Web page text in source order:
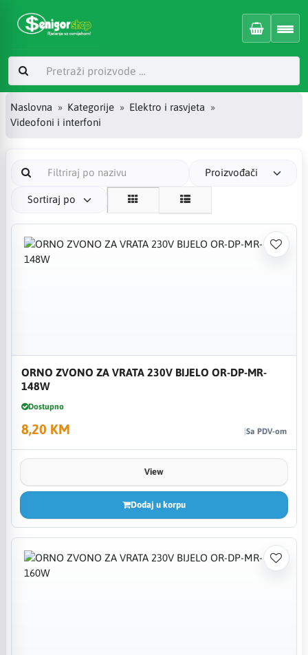
Naslovna Kategorije
Elektro i rasvjeta
Videofoni i interfoni
Proizvođači
Sortiraj po
ORNO ZVONO ZA VRATA 230V BIJELO OR-DP-MR-
148W
Dostupno
8,20 KM Sa PDV-om
View
Dodaj u korpu